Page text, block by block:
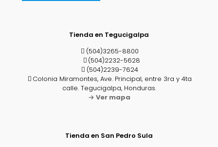
Tienda en Tegucigalpa
(504)3265-8800
(504)2232-5628
(504)2239-7624
Colonia Miramontes, Ave. Principal, entre 3ra y 4ta
calle. Tegucigalpa, Honduras.
→ Ver mapa
Tienda en San Pedro Sula